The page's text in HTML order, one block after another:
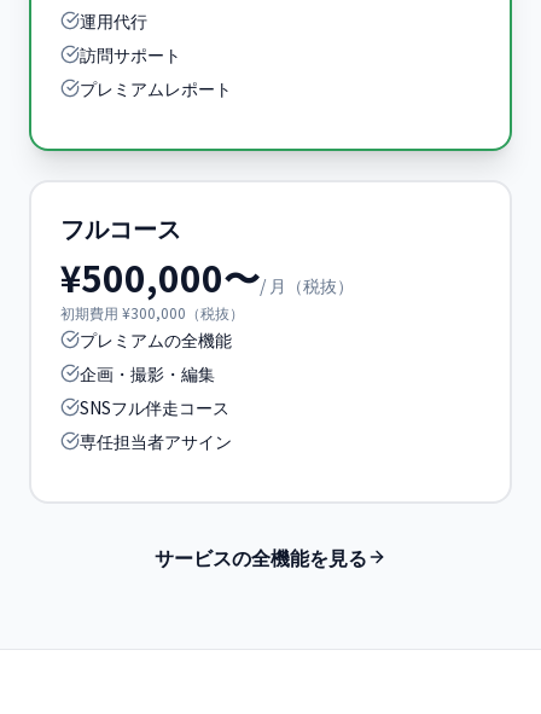
運用代行
訪問サポート
プレミアムレポート
フルコース
¥500,000〜/ 月（税抜）
初期費用 ¥300,000（税抜）
プレミアムの全機能
企画・撮影・編集
SNSフル伴走コース
専任担当者アサイン
サービスの全機能を見る